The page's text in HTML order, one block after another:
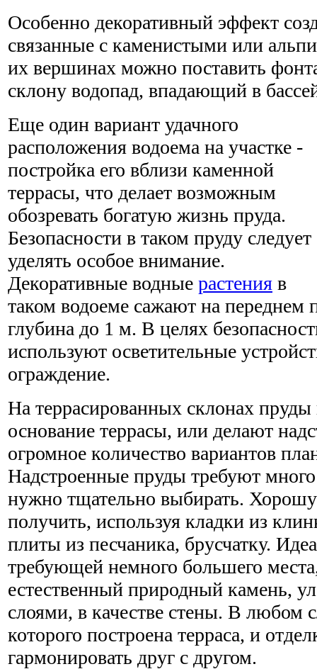
Особенно декоративный эффект
связанные с каменистыми или
их вершинах можно поставить
склону водопад, впадающий в
Еще один вариант удачного
расположения водоема на участке -
постройка его вблизи каменной
террасы, что делает возможным
обозревать богатую жизнь пруда.
Безопасности в таком пруду следует
уделять особое внимание.
Декоративные водные растения в
таком водоеме сажают на переднем
глубина до 1 м. В целях
используют осветительные
ограждение.
На террасированных склонах пруды
основание террасы, или делают
огромное количество вариантов
Надстроенные пруды требуют
нужно тщательно выбирать.
получить, используя кладки из
плиты из песчаника, брусчатку.
требующей немного большего
естественный природный камень,
слоями, в качестве стены. В любом
которого построена терраса, и
гармонировать друг с другом.